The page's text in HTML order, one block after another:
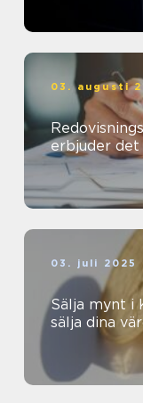
03. augusti
erbjuder
03. juli 2025
Sälja mynt i
sälja dina